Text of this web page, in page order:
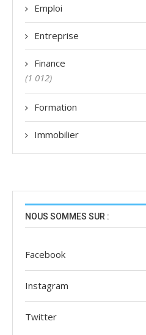
Emploi
Entreprise
Finance
(1 012)
Formation
Immobilier
NOUS SOMMES SUR :
Facebook
Instagram
Twitter